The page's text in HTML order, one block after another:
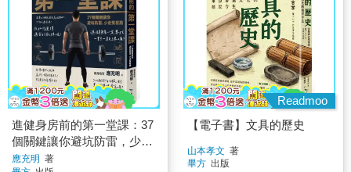
進健身房前的第一堂課：37
個關鍵讓你避坑防雷，少走
冤枉路
應充明 著
Readmoo
【電子書】文具的歷史
山本孝文 著
畢方 出版